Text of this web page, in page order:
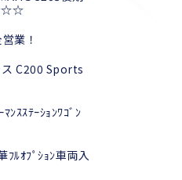
☆☆☆
業！
C200 Sports
ｽｽﾃｰｼｮﾝﾜｺﾞﾝ
ﾙｵﾌﾟｼｮﾝ車両入